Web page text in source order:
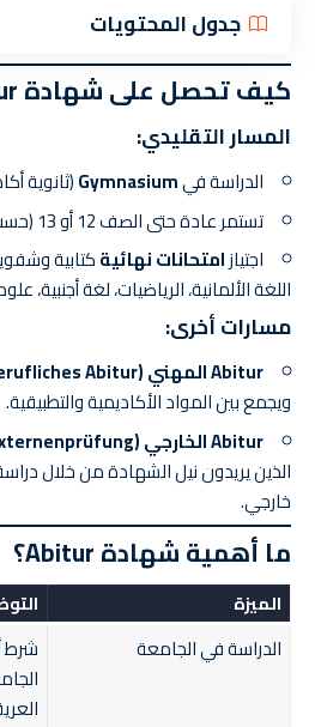
جدول المحتويات
كيف تحصل على شهادة Abitur؟
المسار التقليدي:
الدراسة فيGymnasium(ثانوية
تستمر عادة حتى الصف 12 أو 13 (حسب الولاية)
اجتيازامتحانات نهائيةكتابية
اللغة الألمانية، الرياضيات، لغة أجنبية،
مسارات أخرى:
Abitur المهني (Berufliches Abitur):
ويجمع بين المواد الأكاديمية والتطبيقية.
Abitur الخارجي (Externenprüfung):
الذين يريدون نيل الشهادة من خلال
خارجي.
ما أهمية شهادة Abitur؟
الميزة
الدراسة في الجامعة
شرط